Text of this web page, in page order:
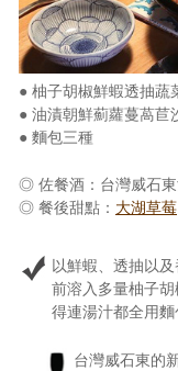
創意出版服務
歷史區
關於Yilan
個人著作
活動實況記錄
合作與代言
訂閱電子報
● 柚子胡椒鮮蝦透抽蔬
● 油漬朝鮮薊蘿蔓萵苣
● 麵包三種
◎ 佐餐酒：台灣威石
◎ 餐後甜點： 大湖草莓
以鮮蝦、透抽以
前溶入多量柚子
得連湯汁都全用麵
台灣威石東的